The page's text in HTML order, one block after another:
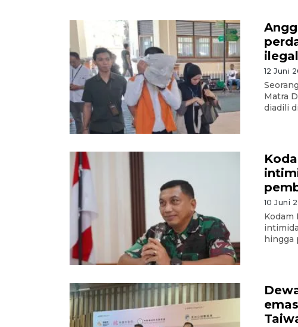
ilegal
12 Juni
Matra
diadili
10 Juni
Kodam
hingga